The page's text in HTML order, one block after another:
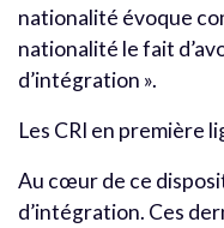
nationalité évoque
nationalité le fait
d’intégration ».
Les CRI en première
Au cœur de ce
d’intégration. Ces